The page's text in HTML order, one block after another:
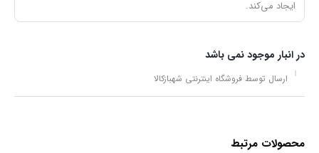
ایجاد می‌کند.
در انبار موجود نمی باشد
ارسال توسط فروشگاه اینترنتی شهبازکالا
محصولات مرتبط